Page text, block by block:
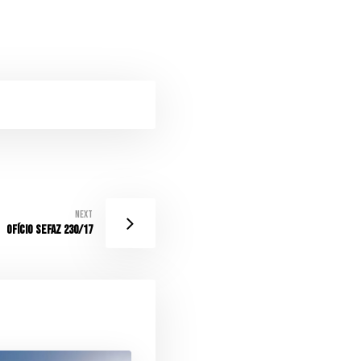
Next
OFÍCIO SEFAZ 230/17